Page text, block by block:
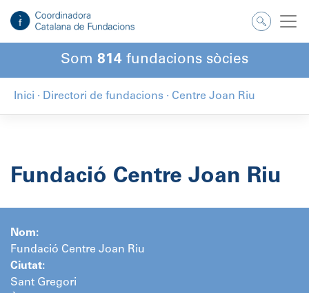
contingut
Som 814 fundacions sòcies
Inici · Directori de fundacions · Centre Joan Riu
Fundació Centre Joan Riu
Nom:
Fundació Centre Joan Riu
Ciutat:
Sant Gregori